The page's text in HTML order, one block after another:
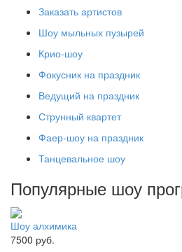
Заказать артистов
Шоу мыльных пузырей
Крио-шоу
Фокусник на праздник
Ведущий на праздник
Струнный квартет
Фаер-шоу на праздник
Танцевальное шоу
Популярные шоу
Шоу алхимика
7500 руб.